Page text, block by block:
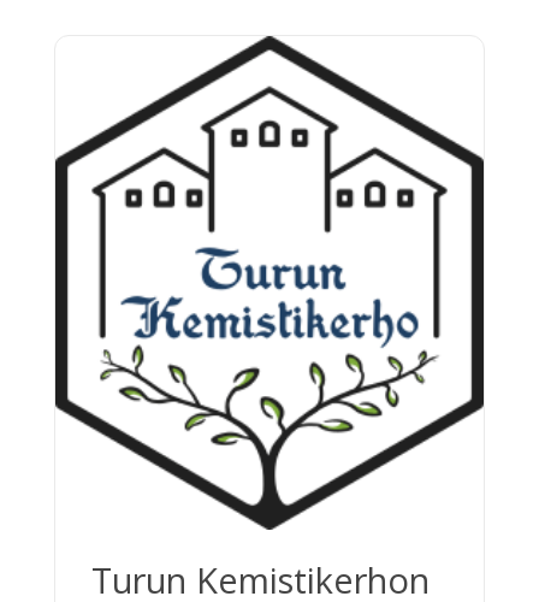
Turun Kemistikerhon